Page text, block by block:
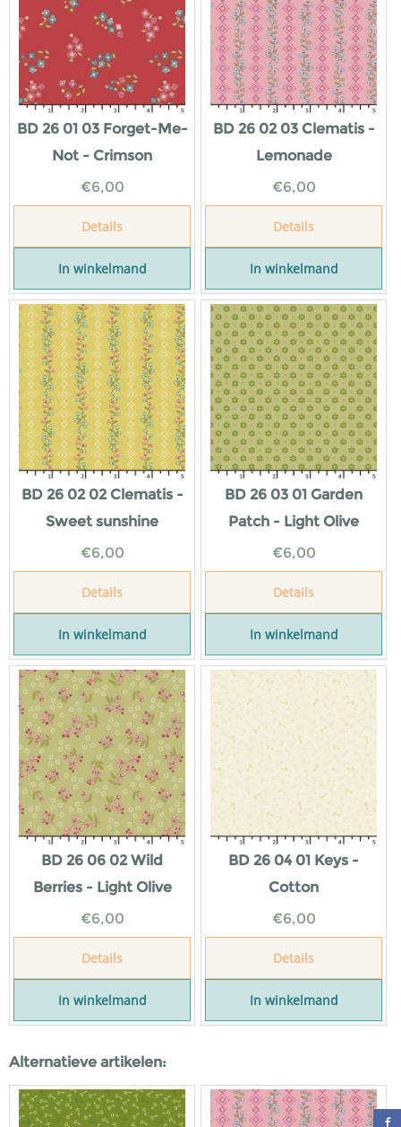
BD 26 01 03 Forget-Me-
Not - Crimson
€6,00
Details
In winkelmand
BD 26 02 03 Clematis -
Lemonade
€6,00
Details
In winkelmand
BD 26 02 02 Clematis -
Sweet sunshine
€6,00
Details
In winkelmand
BD 26 03 01 Garden
Patch - Light Olive
€6,00
Details
In winkelmand
BD 26 06 02 Wild
Berries - Light Olive
€6,00
Details
In winkelmand
BD 26 04 01 Keys -
Cotton
€6,00
Details
In winkelmand
Alternatieve artikelen: